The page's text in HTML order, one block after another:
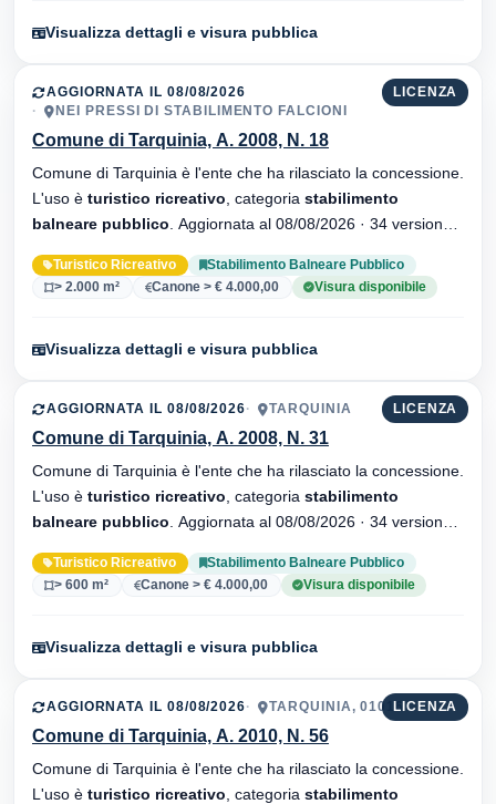
Visualizza dettagli e visura pubblica
LICENZA
AGGIORNATA IL 08/08/2026
NEI PRESSI DI STABILIMENTO FALCIONI
Comune di Tarquinia, A. 2008, N. 18
Comune di Tarquinia è l'ente che ha rilasciato la concessione.
L'uso è turistico ricreativo , categoria stabilimento
balneare pubblico
Turistico Ricreativo
Stabilimento Balneare Pubblico
> 2.000 m²
Canone > € 4.000,00 Visura disponibile
Visualizza dettagli e visura pubblica
LICENZA
AGGIORNATA IL 08/08/2026 TARQUINIA
Comune di Tarquinia, A. 2008, N. 31
Comune di Tarquinia è l'ente che ha rilasciato la concessione.
L'uso è turistico ricreativo , categoria stabilimento
balneare pubblico
Turistico Ricreativo
Stabilimento Balneare Pubblico
> 600 m²
Canone > € 4.000,00 Visura disponibile
Visualizza dettagli e visura pubblica
LICENZA
AGGIORNATA IL 08/08/2026 TARQUINIA, 01016
Comune di Tarquinia, A. 2010, N. 56
Comune di Tarquinia è l'ente che ha rilasciato la concessione.
L'uso è turistico ricreativo , categoria stabilimento